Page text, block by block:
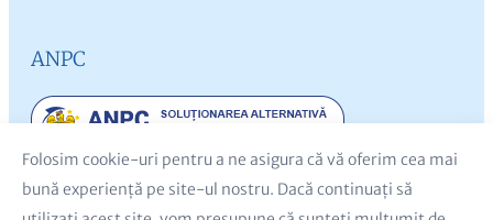
ANPC
Folosim cookie-uri pentru a ne asigura că vă oferim cea mai
bună experiență pe site-ul nostru. Dacă continuați să